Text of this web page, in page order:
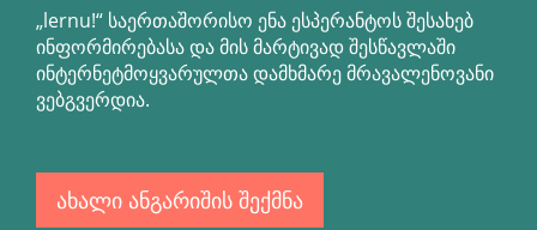
„lernu!“ საერთაშორისო ენა ესპერანტოს შესახებ
ინფორმირებასა და მის მარტივად შესწავლაში
ინტერნეტმოყვარულთა დამხმარე მრავალენოვანი
ვებგვერდია.
ახალი ანგარიშის შექმნა